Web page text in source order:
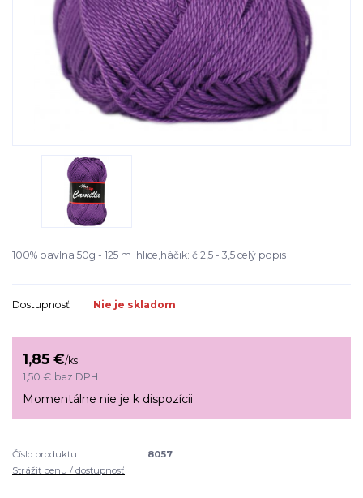
100% bavlna 50g - 125 m Ihlice,háčik: č.2,5 - 3,5 celý popis
Dostupnosť Nie je skladom
1,85 €/ks
1,50 € bez DPH
Momentálne nie je k dispozícii
Číslo produktu:
8057
Strážiť cenu / dostupnosť